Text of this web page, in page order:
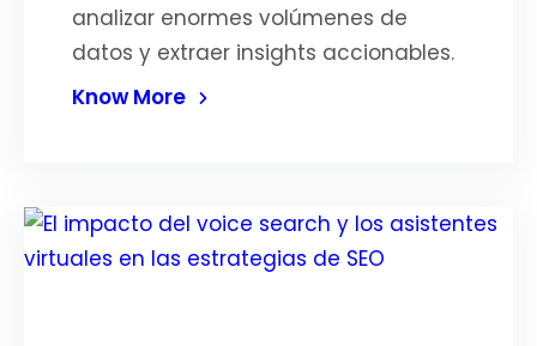
analizar enormes volúmenes de
datos y extraer insights accionables.
Know More